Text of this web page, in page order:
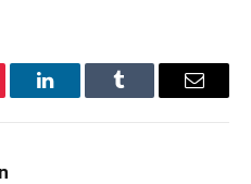
LinkedInTumblr Email